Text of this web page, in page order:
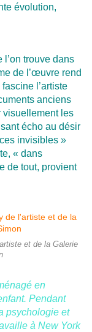
évolution,
trouve dans
de l’œuvre rend
l’artiste
anciens
visuellement les
écho au désir
invisibles »
« dans
de tout, provient
et de la Galerie
en
Pendant
psychologie et
à New York